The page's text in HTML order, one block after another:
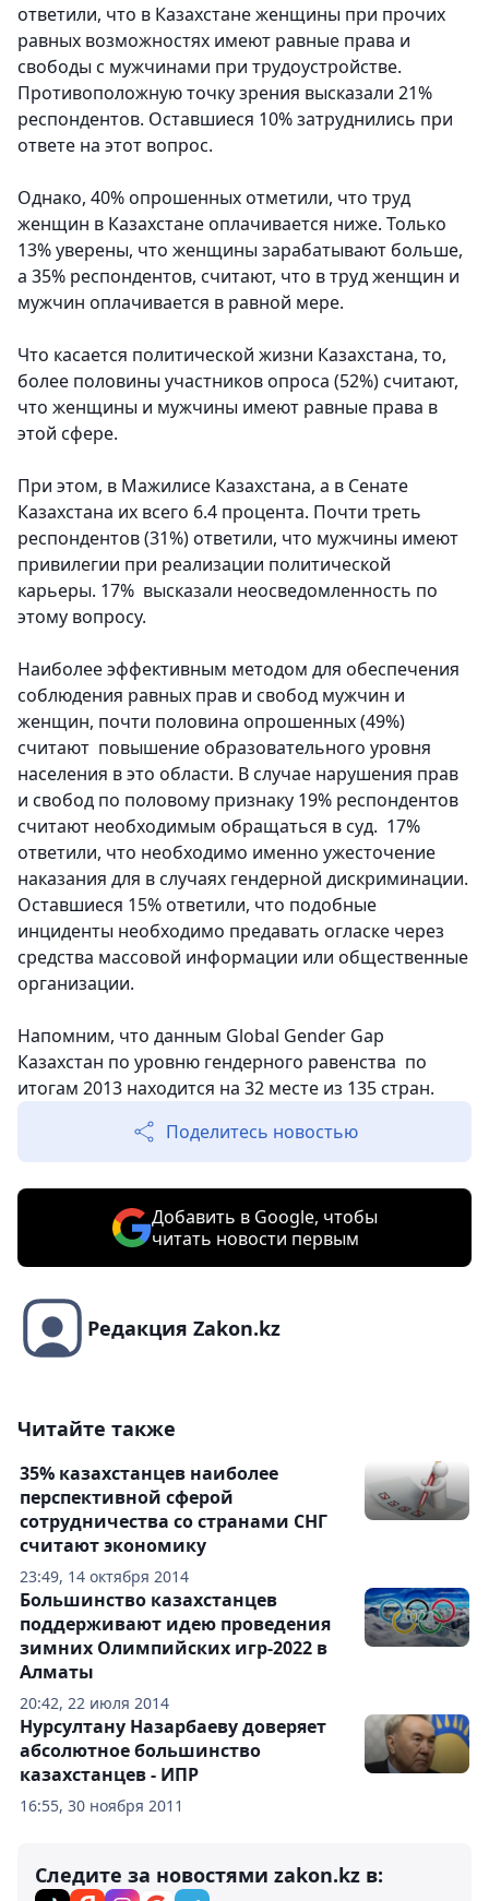
ответили, что в Казахстане женщины при прочих
равных возможностях имеют равные права и
свободы с мужчинами при трудоустройстве.
Противоположную точку зрения высказали 21%
респондентов. Оставшиеся 10% затруднились при
ответе на этот вопрос.
Однако, 40% опрошенных отметили, что труд
женщин в Казахстане оплачивается ниже. Только
13% уверены, что женщины зарабатывают больше,
а 35% респондентов, считают, что в труд женщин и
мужчин оплачивается в равной мере.
Что касается политической жизни Казахстана, то,
более половины участников опроса (52%) считают,
что женщины и мужчины имеют равные права в
этой сфере.
При этом, в Мажилисе Казахстана, а в Сенате
Казахстана их всего 6.4 процента. Почти треть
респондентов (31%) ответили, что мужчины имеют
привилегии при реализации политической
карьеры. 17% высказали неосведомленность по
этому вопросу.
Наиболее эффективным методом для обеспечения
соблюдения равных прав и свобод мужчин и
женщин, почти половина опрошенных (49%)
считают повышение образовательного уровня
населения в это области. В случае нарушения прав
и свобод по половому признаку 19% респондентов
считают необходимым обращаться в суд. 17%
ответили, что необходимо именно ужесточение
наказания для в случаях гендерной дискриминации.
Оставшиеся 15% ответили, что подобные
инциденты необходимо предавать огласке через
средства массовой информации или общественные
организации.
Напомним, что данным Global Gender Gap
Казахстан по уровню гендерного равенства по
итогам 2013 находится на 32 месте из 135 стран.
Поделитесь новостью
Добавить в Google, чтобы
читать новости первым
Редакция Zakon.kz
Читайте также
23:49, 14 октября 2014
35% казахстанцев наиболее
перспективной сферой
сотрудничества со странами СНГ
считают экономику
20:42, 22 июля 2014
Большинство казахстанцев
поддерживают идею проведения
зимних Олимпийских игр-2022 в
Алматы
16:55, 30 ноября 2011
Нурсултану Назарбаеву доверяет
абсолютное большинство
казахстанцев - ИПР
Следите за новостями zakon.kz в: